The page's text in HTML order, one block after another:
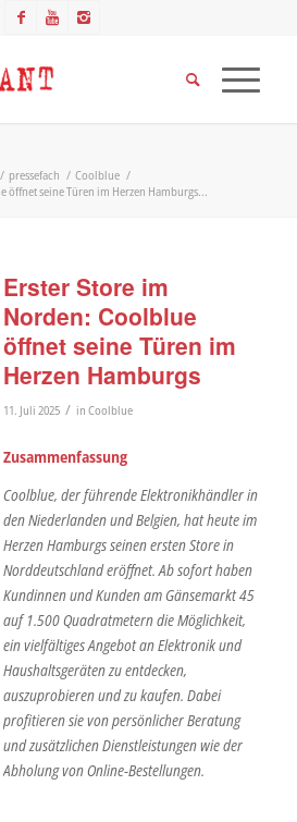
/ pressefach / Coolblue /
öffnet seine Türen im Herzen Hamburgs...
Erster Store im
Norden: Coolblue
öffnet seine Türen im
Herzen Hamburgs
11. Juli 2025 / in Coolblue
Zusammenfassung
Coolblue, der führende Elektronikhändler in
den Niederlanden und Belgien, hat heute im
Herzen Hamburgs seinen ersten Store in
Norddeutschland eröffnet. Ab sofort haben
Kundinnen und Kunden am Gänsemarkt 45
auf 1.500 Quadratmetern die Möglichkeit,
ein vielfältiges Angebot an Elektronik und
Haushaltsgeräten zu entdecken,
auszuprobieren und zu kaufen. Dabei
profitieren sie von persönlicher Beratung
und zusätzlichen Dienstleistungen wie der
Abholung von Online-Bestellungen.